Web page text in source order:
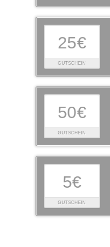
25€
GUTSCHEIN
50€
GUTSCHEIN
5€
GUTSCHEIN